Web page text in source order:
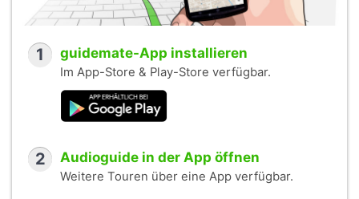
1 guidemate-App installieren
Im App-Store & Play-Store verfügbar.
2 Audioguide in der App öffnen
Weitere Touren über eine App verfügbar.